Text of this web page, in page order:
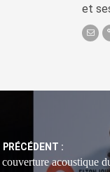
et
PRÉCÉDENT :
acoustique